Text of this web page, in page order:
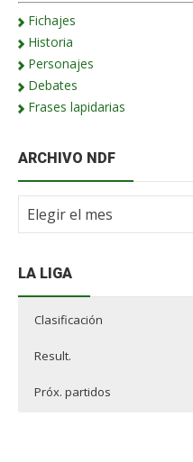
Fichajes
Historia
Personajes
Debates
Frases lapidarias
ARCHIVO NDF
Archivo
LA LIGA
Clasificación
Result.
Próx. partidos